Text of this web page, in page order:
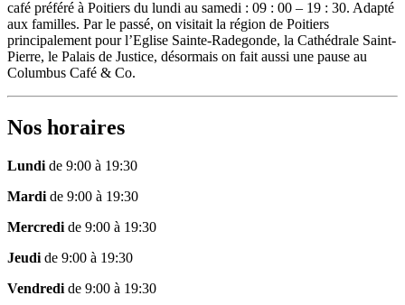
café préféré à Poitiers du lundi au samedi : 09 : 00 – 19 : 30. Adapté
aux familles. Par le passé, on visitait la région de Poitiers
principalement pour l’Eglise Sainte-Radegonde, la Cathédrale Saint-
Pierre, le Palais de Justice, désormais on fait aussi une pause au
Columbus Café & Co.
Nos horaires
Lundi de 9:00 à 19:30
Mardi de 9:00 à 19:30
Mercredi de 9:00 à 19:30
Jeudi de 9:00 à 19:30
Vendredi de 9:00 à 19:30